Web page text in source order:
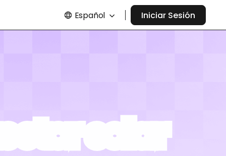
Español Iniciar Sesión
solar